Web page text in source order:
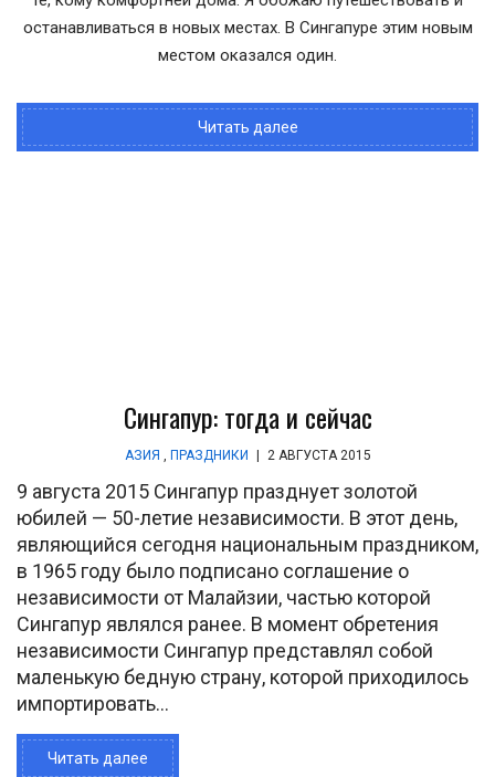
останавливаться в новых местах. В Сингапуре этим новым
местом оказался один.
Читать далее
Сингапур: тогда и сейчас
АЗИЯ ПРАЗДНИКИ | 2 АВГУСТА 2015
9 августа 2015 Сингапур празднует золотой
юбилей — 50-летие независимости. В этот день,
являющийся сегодня национальным праздником,
в 1965 году было подписано соглашение о
независимости от Малайзии, частью которой
Сингапур являлся ранее. В момент обретения
независимости Сингапур представлял собой
маленькую бедную страну, которой приходилось
импортировать...
Читать далее